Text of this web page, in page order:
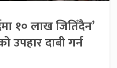
१० लाख जितिँदैन’
उपहार दाबी गर्न